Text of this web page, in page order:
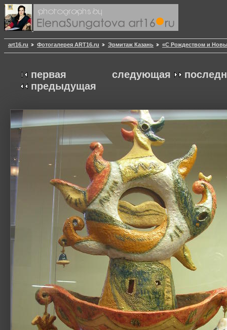
art16.ru Фотогалерея ART16.ru Эрмитаж Казань «С Рождеством и
следующая
первая
предыдущая